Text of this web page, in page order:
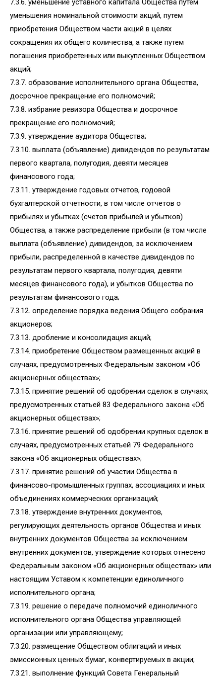
7.3.6. уменьшение уставного капитала Общества путем
уменьшения номинальной стоимости акций, путем
приобретения Обществом части акций в целях
сокращения их общего количества, а также путем
погашения приобретенных или выкупленных Обществом
акций;
7.3.7. образование исполнительного органа Общества,
досрочное прекращение его полномочий;
7.3.8. избрание ревизора Общества и досрочное
прекращение его полномочий;
7.3.9. утверждение аудитора Общества;
7.3.10. выплата (объявление) дивидендов по результатам
первого квартала, полугодия, девяти месяцев
финансового года;
7.3.11. утверждение годовых отчетов, годовой
бухгалтерской отчетности, в том числе отчетов о
прибылях и убытках (счетов прибылей и убытков)
Общества, а также распределение прибыли (в том числе
выплата (объявление) дивидендов, за исключением
прибыли, распределенной в качестве дивидендов по
результатам первого квартала, полугодия, девяти
месяцев финансового года), и убытков Общества по
результатам финансового года;
7.3.12. определение порядка ведения Общего собрания
акционеров;
7.3.13. дробление и консолидация акций;
7.3.14. приобретение Обществом размещенных акций в
случаях, предусмотренных Федеральным законом «Об
акционерных обществах»;
7.3.15. принятие решений об одобрении сделок в случаях,
предусмотренных статьей 83 Федерального закона «Об
акционерных обществах»;
7.3.16. принятие решений об одобрении крупных сделок в
случаях, предусмотренных статьей 79 Федерального
закона «Об акционерных обществах»;
7.3.17. принятие решений об участии Общества в
финансово-промышленных группах, ассоциациях и иных
объединениях коммерческих организаций;
7.3.18. утверждение внутренних документов,
регулирующих деятельность органов Общества и иных
внутренних документов Общества за исключением
внутренних документов, утверждение которых отнесено
Федеральным законом «Об акционерных обществах» или
настоящим Уставом к компетенции единоличного
исполнительного органа;
7.3.19. решение о передаче полномочий единоличного
исполнительного органа Общества управляющей
организации или управляющему;
7.3.20. размещение Обществом облигаций и иных
эмиссионных ценных бумаг, конвертируемых в акции;
7.3.21. выполнение функций Совета Генеральный